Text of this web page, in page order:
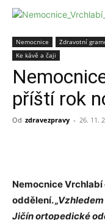
Nemocnice Zdravotní
Ke kávě a čaji
příští rok
Od zdravezpravy - 26. 11.
Nemocnice
oddělení.
Jičín ortopedické